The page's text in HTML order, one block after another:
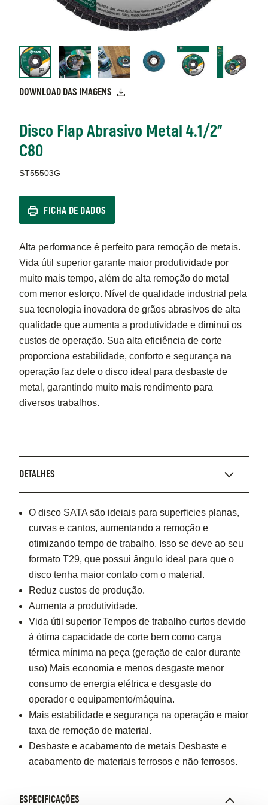
DOWNLOAD DAS IMAGENS
Disco Flap Abrasivo Metal 4.1/2"
C80
ST55503G
FICHA DE DADOS
Alta performance é perfeito para remoção de metais.
Vida útil superior garante maior produtividade por
muito mais tempo, além de alta remoção do metal
com menor esforço. Nível de qualidade industrial pela
sua tecnologia inovadora de grãos abrasivos de alta
qualidade que aumenta a produtividade e diminui os
custos de operação. Sua alta eficiência de corte
proporciona estabilidade, conforto e segurança na
operação faz dele o disco ideal para desbaste de
metal, garantindo muito mais rendimento para
diversos trabalhos.
DETALHES
O disco SATA são ideiais para superficies planas,
curvas e cantos, aumentando a remoção e
otimizando tempo de trabalho. Isso se deve ao seu
formato T29, que possui ângulo ideal para que o
disco tenha maior contato com o material.
Reduz custos de produção.
Aumenta a produtividade.
Vida útil superior Tempos de trabalho curtos devido
à ótima capacidade de corte bem como carga
térmica mínima na peça (geração de calor durante
uso) Mais economia e menos desgaste menor
consumo de energia elétrica e desgaste do
operador e equipamento/máquina.
Mais estabilidade e segurança na operação e maior
taxa de remoção de material.
Desbaste e acabamento de metais Desbaste e
acabamento de materiais ferrosos e não ferrosos.
ESPECIFICAÇÕES